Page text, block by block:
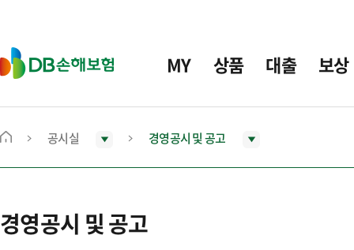
D
B
보
MY 상품 대출 보상
메
으
로
공시실 경영공시 및 공고
경영공시 및 공고